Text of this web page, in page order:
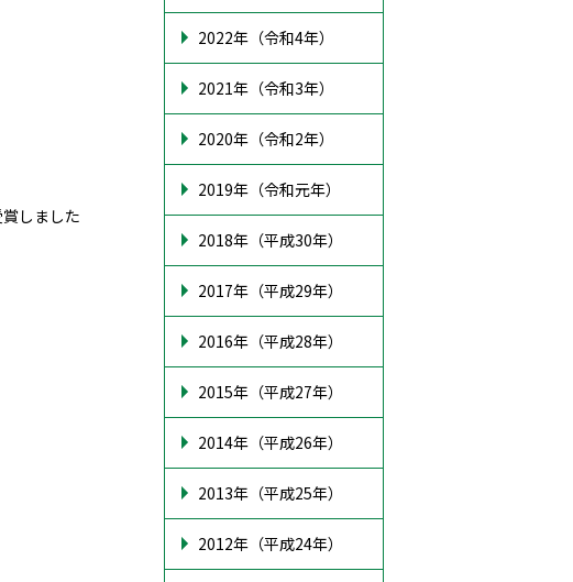
しました
2022年（令和4年）
2021年（令和3年）
2020年（令和2年）
2019年（令和元年）
2018年（平成30年）
2017年（平成29年）
2016年（平成28年）
2015年（平成27年）
2014年（平成26年）
2013年（平成25年）
2012年（平成24年）